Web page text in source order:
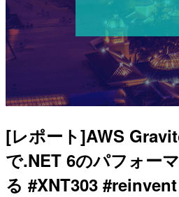
[レポート]AWS
で.NET 6のパフォー
る #XNT303 #reinvent